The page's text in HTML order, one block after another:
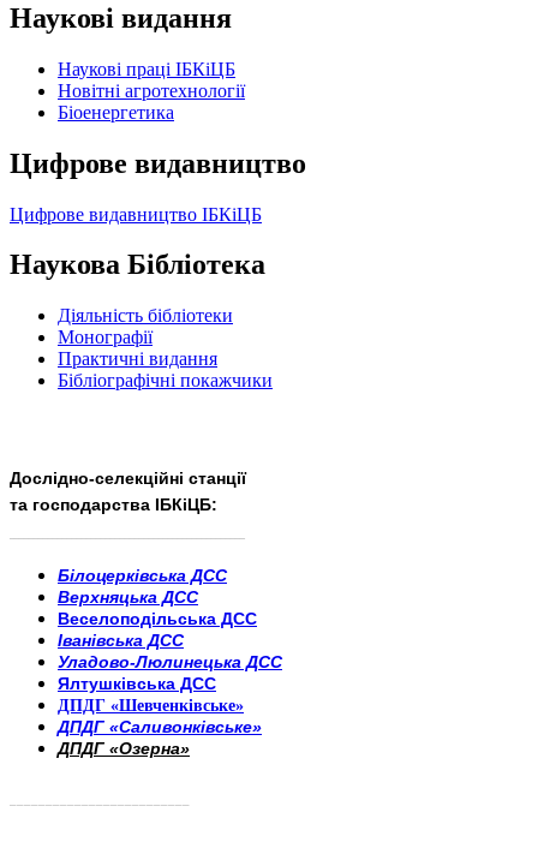
Наукові видання
Наукові праці ІБКіЦБ
Новітні агротехнології
Бiоенергетика
Цифрове видавництво
Цифрове видавництво ІБКіЦБ
Наукова Бібліотека
Діяльність бібліотеки
Монографії
Практичні видання
Бібліографічні покажчики
Дослідно-селекційні станції
та господарства ІБКіЦБ:
Білоцерківська ДСС
Верхняцька ДСС
Веселоподільська ДСС
Іванівська ДСС
Уладово-Люлинецька ДСС
Ялтушківська ДСС
ДПДГ «Шевченківське»
ДПДГ «Саливонківське»
ДПДГ «Озерна»